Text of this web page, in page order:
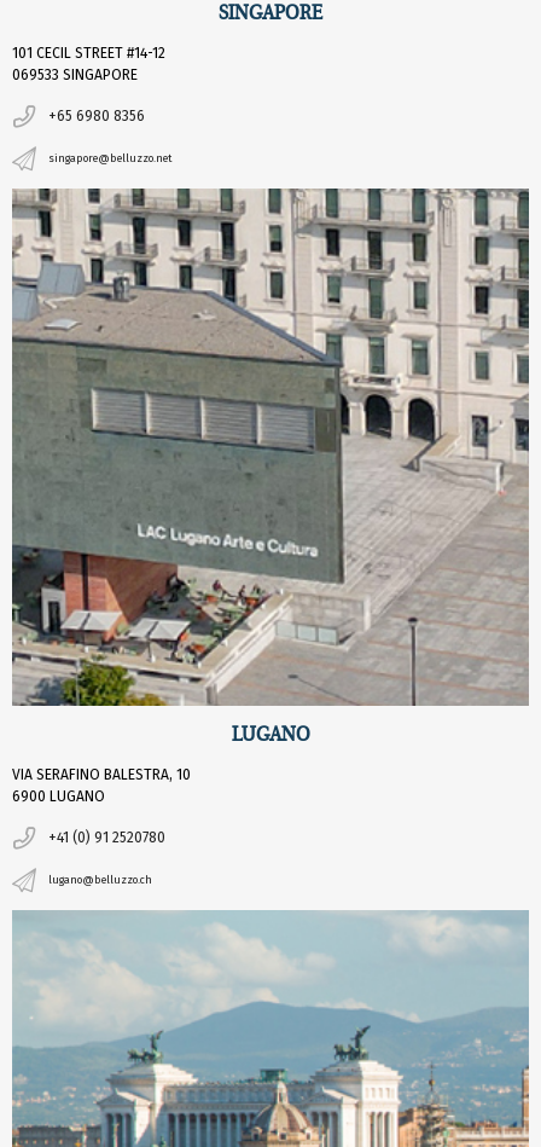
SINGAPORE
101 CECIL STREET #14-12
069533 SINGAPORE
+65 6980 8356
singapore@belluzzo.net
LUGANO
VIA SERAFINO BALESTRA, 10
6900 LUGANO
+41 (0) 91 2520780
lugano@belluzzo.ch